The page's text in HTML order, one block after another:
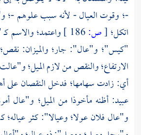
-؛ وقوت العيال - لأنه سبب علوهم -؛
اتكل؛ [ص:
واعتمد؛ والاسم
"كيس"؛ و"عال": جار؛ والميزان: نقص؛
الارتفاع؛ والنقص من لازم الميل؛
أي: زادت سهامها؛ فدخل النقصان على
عبيد:أظنه مأخوذا من الميل؛ و"عال
و"عال فلان عولا؛ وعيالا": كثر